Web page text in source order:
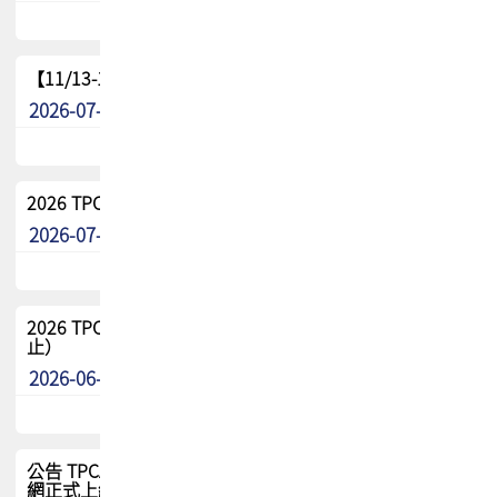
【11/13-15】2026 TPCA 百岳登頂_南橫三星
2026-07-22
2026 TPCA中南區會員問卷暨7/31交流餐敘報名
2026-07-08
2026 TPCA健康盃保齡球聯誼賽 熱烈報名中（8/3報名截
止）
2026-06-29
公告 TPCA 台灣電路板協會官網將迎來新面貌，7/1 新官
網正式上線！